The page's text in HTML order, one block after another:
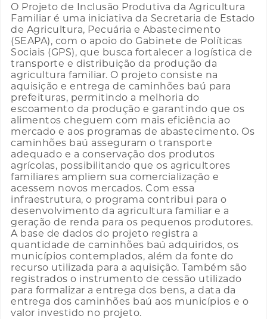
O Projeto de Inclusão Produtiva da Agricultura
Familiar é uma iniciativa da Secretaria de Estado
de Agricultura, Pecuária e Abastecimento
(SEAPA), com o apoio do Gabinete de Políticas
Sociais (GPS), que busca fortalecer a logística de
transporte e distribuição da produção da
agricultura familiar. O projeto consiste na
aquisição e entrega de caminhões baú para
prefeituras, permitindo a melhoria do
escoamento da produção e garantindo que os
alimentos cheguem com mais eficiência ao
mercado e aos programas de abastecimento. Os
caminhões baú asseguram o transporte
adequado e a conservação dos produtos
agrícolas, possibilitando que os agricultores
familiares ampliem sua comercialização e
acessem novos mercados. Com essa
infraestrutura, o programa contribui para o
desenvolvimento da agricultura familiar e a
geração de renda para os pequenos produtores.
A base de dados do projeto registra a
quantidade de caminhões baú adquiridos, os
municípios contemplados, além da fonte do
recurso utilizada para a aquisição. Também são
registrados o instrumento de cessão utilizado
para formalizar a entrega dos bens, a data da
entrega dos caminhões baú aos municípios e o
valor investido no projeto.